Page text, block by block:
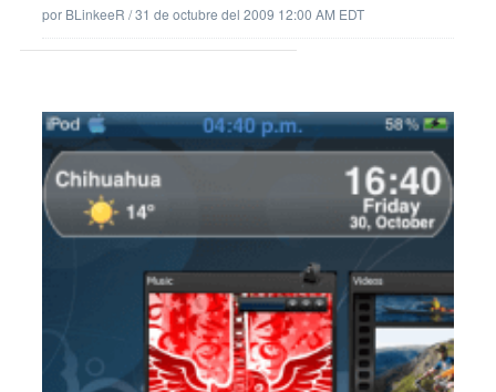
por BLinkeeR /31 de octubre del 2009 12:00 AM EDT